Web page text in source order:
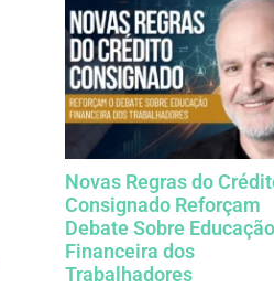
Novas Regras do
Consignado Reforçam
Debate Sobre Educação
Financeira dos
Trabalhadores